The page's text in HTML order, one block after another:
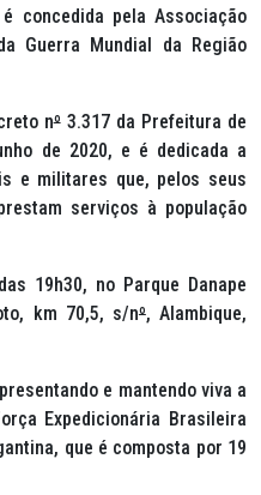
concedida pela Associação
Guerra Mundial da Região
nº3.317 da Prefeitura de
de 2020, e é dedicada a
e militares que, pelos seus
serviços à população
19h30, no Parque Danape
km 70,5, s/nº, Alambique,
e mantendo viva a
Expedicionária Brasileira
que é composta por 19